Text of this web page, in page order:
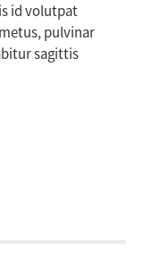
id volutpat
pulvinar
sagittis